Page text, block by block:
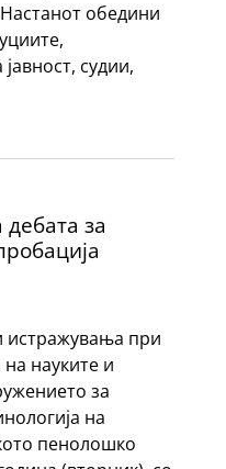
обедини
судии,
за
истражувања при
науките и
за
на
пенолошко